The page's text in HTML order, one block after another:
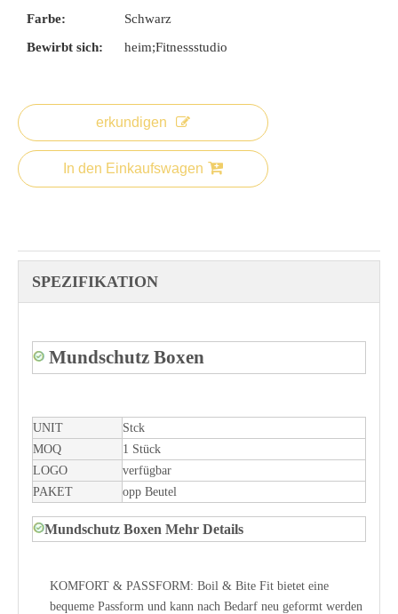
Farbe:
Schwarz
Bewirbt sich:
heim;Fitnessstudio
erkundigen
In den Einkaufswagen
SPEZIFIKATION
Mundschutz Boxen
UNIT
Stck
MOQ
1 Stück
LOGO
verfügbar
PAKET
opp Beutel
Mundschutz Boxen Mehr Details
KOMFORT & PASSFORM: Boil & Bite Fit bietet eine
bequeme Passform und kann nach Bedarf neu geformt werden